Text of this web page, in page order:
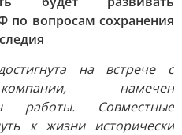
по вопросам сохранения
на встрече с
намечен
работы. Совместные
к жизни исторически